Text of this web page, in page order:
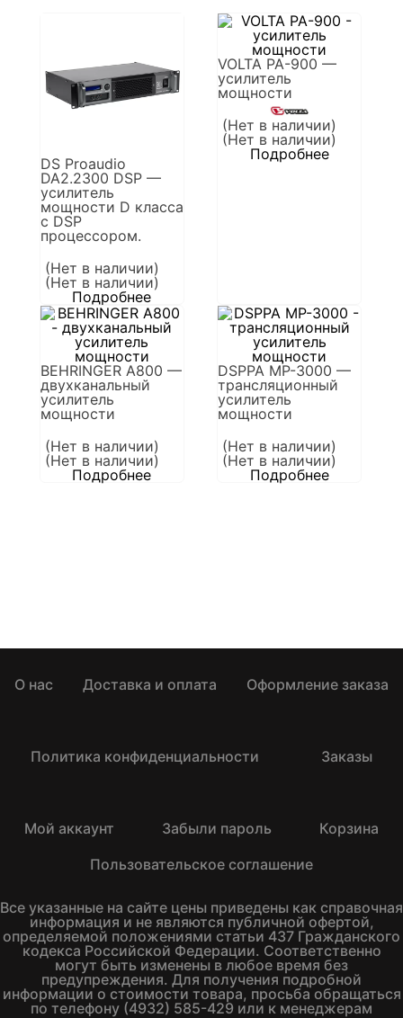
DS Proaudio
DA2.2300 DSP —
усилитель
мощности D класса
с DSP
процессором.
(Нет в наличии)
(Нет в наличии)
Подробнее
VOLTA PA-900 —
усилитель
мощности
(Нет в наличии)
(Нет в наличии)
Подробнее
BEHRINGER A800 —
двухканальный
усилитель
мощности
(Нет в наличии)
(Нет в наличии)
Подробнее
DSPPA MP-3000 —
трансляционный
усилитель
мощности
(Нет в наличии)
(Нет в наличии)
Подробнее
О нас Доставка и оплата Оформление заказа
Политика конфиденциальности Заказы
Мой аккаунт Забыли пароль
Корзина
Пользовательское соглашение
Все указанные на сайте цены приведены как справочная
информация и не являются публичной офертой,
определяемой положениями статьи 437 Гражданского
кодекса Российской Федерации. Соответственно
могут быть изменены в любое время без
предупреждения. Для получения подробной
информации о стоимости товара, просьба обращаться
по телефону (4932) 585-429 или к менеджерам